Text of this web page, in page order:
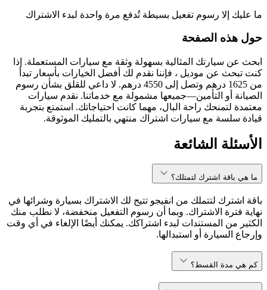
ما عليك إلا رسوم تفعيل بسيطة تُدفع مرة واحدة لبدء الاشتراك
حول هذه الصفحة
ابحث عن سيارتك المثالية بسهولة وثقة مع سيارات المستعملة. إذا
كنت تبحث عن موديل ، فإننا نقدم لك أفضل الخيارات بأسعار تبدأ
من 1625 درهم وتصل إلى 4550 درهم. لا داعي للقلق بشأن رسوم
الصيانة أو التأمين—جميعها مشمولة مع خدماتنا. نقدم سيارات
معتمدة لتمنحك راحة البال، مهما كانت احتياجاتك. استمتع بتجربة
قيادة سلسة مع سيارات اشتراك منتهي بالتمليك الموثوقة.
الأسئلة الشائعة
ما هي باقة اشترك لتمتلك؟
باقة اشترك لتتملك من انفيجو تتيح لك الاشتراك بسيارة وشرائها في
نهاية فترة الاشتراك. وبما أن رسوم التفعيل منخفضة، لا نطلب منك
الكثير من المستندات لبدء اشتراكك. يمكنك أيضًا الإلغاء في أي وقت
وإرجاع السيارة أو استبدالها.
كم هي مدة القسط؟